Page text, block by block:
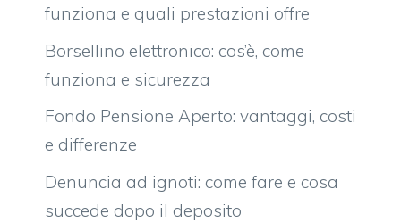
funziona e quali prestazioni offre
Borsellino elettronico: cos’è, come
funziona e sicurezza
Fondo Pensione Aperto: vantaggi, costi
e differenze
Denuncia ad ignoti: come fare e cosa
succede dopo il deposito